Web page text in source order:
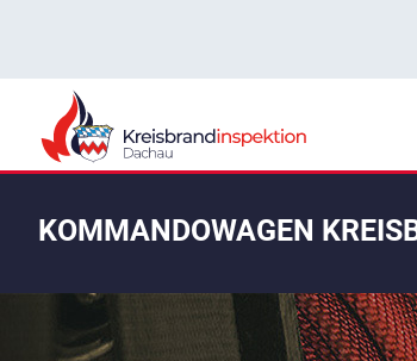
KOMMANDOWAGEN